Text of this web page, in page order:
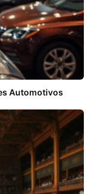
Automotivos